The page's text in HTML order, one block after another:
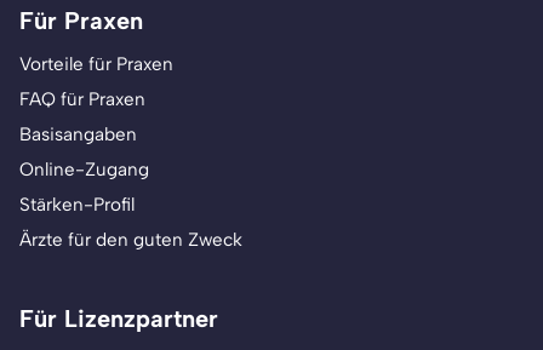
Für Praxen
Vorteile für Praxen
FAQ für Praxen
Basisangaben
Online-Zugang
Stärken-Profil
Ärzte für den guten Zweck
Für Lizenzpartner